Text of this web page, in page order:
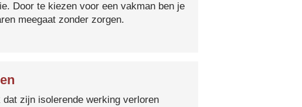
Door te kiezen voor een vakman ben je
meegaat zonder zorgen.
zijn isolerende werking verloren